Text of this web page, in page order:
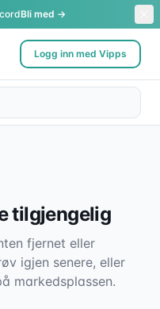
Bli med →
Logg inn med Vipps
tilgjengelig
fjernet eller
igjen senere, eller
markedsplassen.